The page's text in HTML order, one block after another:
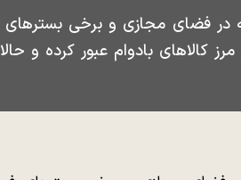
در فضای مجازی و برخی بستر‌های
کالا‌های بادوام عبور کرده و